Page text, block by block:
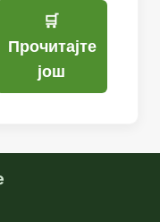
Прочитајте
још